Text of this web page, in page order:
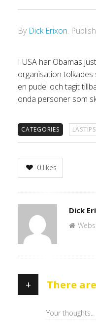
By Dick Erixon.
I USA har Obamas
organisation
en pudel och tagit
onda personer som
CATEGORIES
0 likes
Dick
+ There